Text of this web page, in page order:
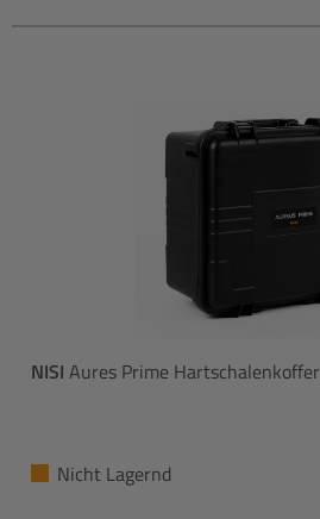
NISI Aures Prime Hartschalenkoffer
Nicht Lagernd